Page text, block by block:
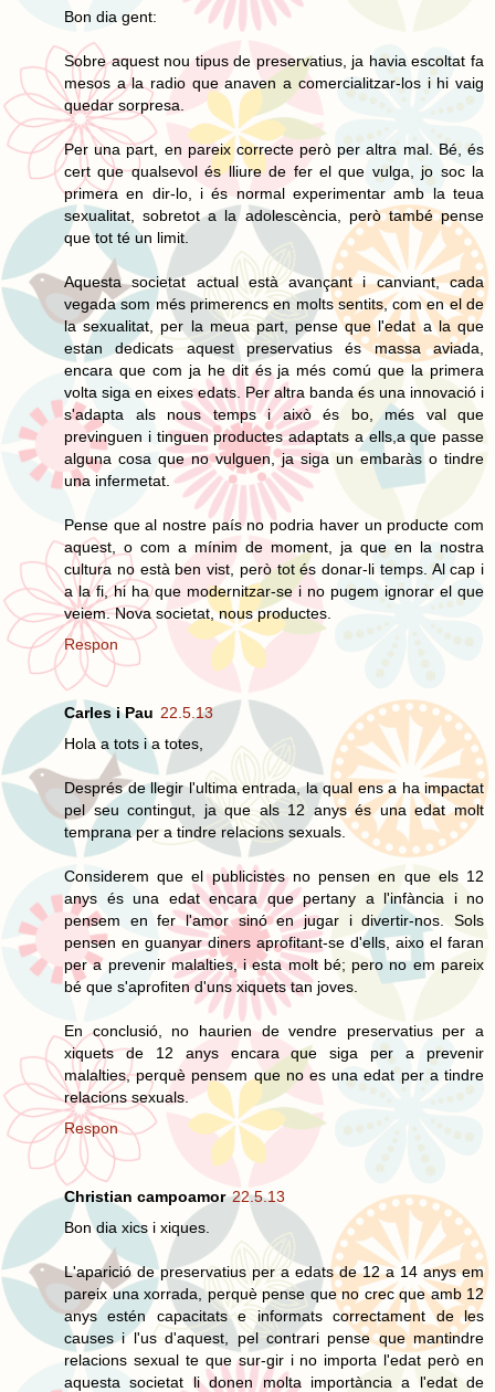
Bon dia gent:
Sobre aquest nou tipus de preservatius, ja havia escoltat fa
mesos a la radio que anaven a comercialitzar-los i hi vaig
quedar sorpresa.
Per una part, en pareix correcte però per altra mal. Bé, és
cert que qualsevol és lliure de fer el que vulga, jo soc la
primera en dir-lo, i és normal experimentar amb la teua
sexualitat, sobretot a la adolescència, però també pense
que tot té un limit.
Aquesta societat actual està avançant i canviant, cada
vegada som més primerencs en molts sentits, com en el de
la sexualitat, per la meua part, pense que l'edat a la que
estan dedicats aquest preservatius és massa aviada,
encara que com ja he dit és ja més comú que la primera
volta siga en eixes edats. Per altra banda és una innovació i
s'adapta als nous temps i això és bo, més val que
previnguen i tinguen productes adaptats a ells,a que passe
alguna cosa que no vulguen, ja siga un embaràs o tindre
una infermetat.
Pense que al nostre país no podria haver un producte com
aquest, o com a mínim de moment, ja que en la nostra
cultura no està ben vist, però tot és donar-li temps. Al cap i
a la fi, hi ha que modernitzar-se i no pugem ignorar el que
veiem. Nova societat, nous productes.
Respon
Carles i Pau 22.5.13
Hola a tots i a totes,
Després de llegir l'ultima entrada, la qual ens a ha impactat
pel seu contingut, ja que als 12 anys és una edat molt
temprana per a tindre relacions sexuals.
Considerem que el publicistes no pensen en que els 12
anys és una edat encara que pertany a l'infància i no
pensem en fer l'amor sinó en jugar i divertir-nos. Sols
pensen en guanyar diners aprofitant-se d'ells, aixo el faran
per a prevenir malalties, i esta molt bé; pero no em pareix
bé que s'aprofiten d'uns xiquets tan joves.
En conclusió, no haurien de vendre preservatius per a
xiquets de 12 anys encara que siga per a prevenir
malalties, perquè pensem que no es una edat per a tindre
relacions sexuals.
Respon
Christian campoamor 22.5.13
Bon dia xics i xiques.
L'aparició de preservatius per a edats de 12 a 14 anys em
pareix una xorrada, perquè pense que no crec que amb 12
anys estén capacitats e informats correctament de les
causes i l'us d'aquest, pel contrari pense que mantindre
relacions sexual te que sur-gir i no importa l'edat però en
aquesta societat li donen molta importància a l'edat de